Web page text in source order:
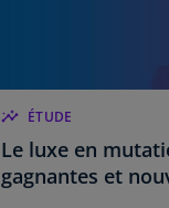
insights ÉTUDE
Le luxe en
gagnantes et